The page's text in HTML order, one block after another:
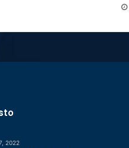
2022